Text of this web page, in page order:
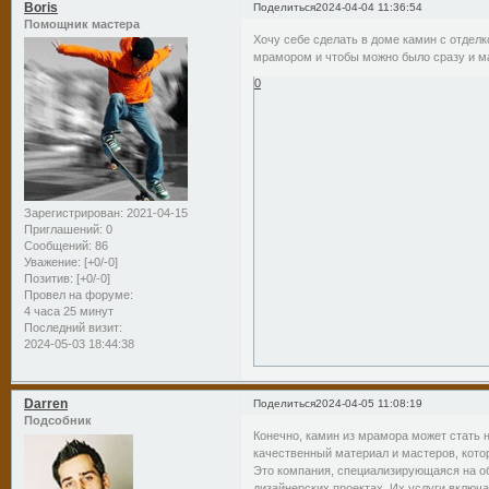
Поделиться2024-04-04 11:36:54
Boris
Помощник мастера
Зарегистрирован: 2021-04-15
Приглашений: 0
Сообщений: 86
Уважение: [+0/-0]
Позитив: [+0/-0]
Провел на форуме:
4 часа 25 минут
Последний визит:
2024-05-03 18:44:38
Хочу себе сделать в доме камин с
мрамором и чтобы можно было сразу и
0
Поделиться2024-04-05 11:08:19
Darren
Подсобник
Конечно, камин из мрамора может стать
качественный материал и мастеров,
Это компания, специализирующаяся на